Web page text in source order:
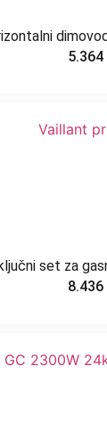
5.364
set za
8.436